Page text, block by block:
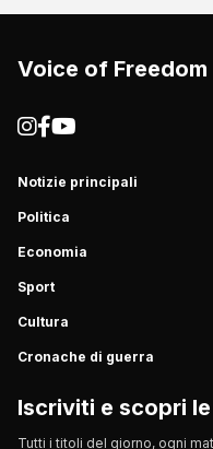
Voice of Freedom
Notizie principali
Politica
Economia
Sport
Cultura
Cronache di guerra
Iscriviti e scopri
Tutti i titoli del giorno, ogni